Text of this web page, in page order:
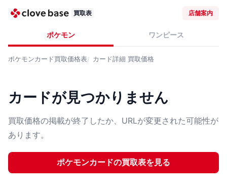
買取表 店舗案内
ポケモン ワンピース
ポケモンカード買取価格表 カード詳細 買取価格
カードが見つかりません
買取価格の掲載が終了したか、URLが変更された可能性が
あります。
ポケモンカードの買取表を見る